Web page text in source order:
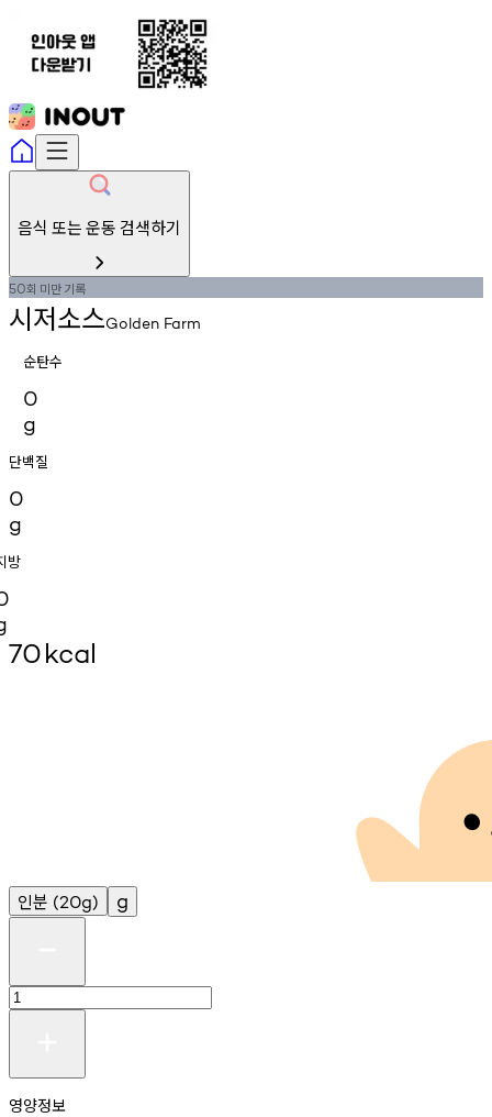
음식 또는 운동 검색하기
50회 미만기록
시저소스Golden Farm
순탄수
0
g
단백질
0
g
방
70kcal
인분 (20g) g
영양정보